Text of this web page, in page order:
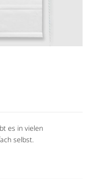
es in vielen
selbst.